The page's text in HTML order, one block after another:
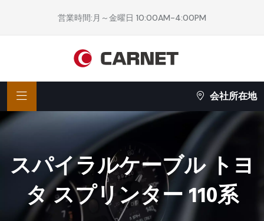
営業時間:月～金曜日 10:00AM-4:00PM
会社所在地
スパイラルケーブル トヨ
タ スプリンター 110系